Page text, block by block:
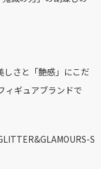
しさと「艶感」にこだ
ィギュアブランドで
S